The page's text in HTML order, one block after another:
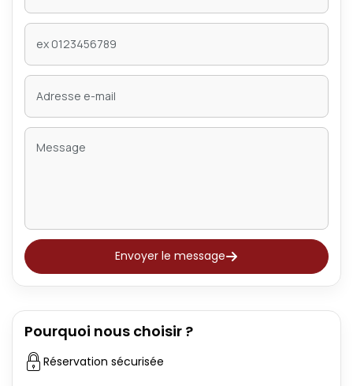
Envoyer le message
Pourquoi nous choisir ?
Réservation sécurisée